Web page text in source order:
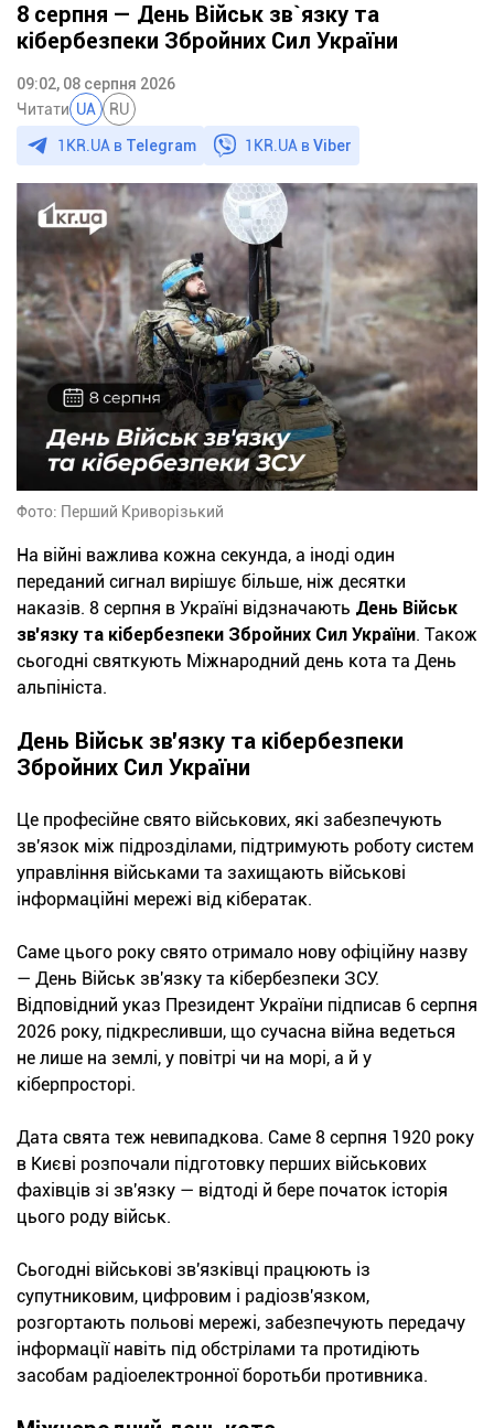
8 серпня — День Військ зв`язку та
кібербезпеки Збройних Сил України
09:02, 08 серпня 2026
Читати UA RU
1KR.UA в Telegram 1KR.UA вViber
Фото: Перший Криворізький
На війні важлива кожна секунда, а іноді один
переданий сигнал вирішує більше, ніж десятки
наказів. 8 серпня в Україні відзначають День Військ
зв'язку та кібербезпеки Збройних Сил України. Також
сьогодні святкують Міжнародний день кота та День
альпініста.
День Військ зв'язку та кібербезпеки
Збройних Сил України
Це професійне свято військових, які забезпечують
зв'язок між підрозділами, підтримують роботу систем
управління військами та захищають військові
інформаційні мережі від кібератак.
Саме цього року свято отримало нову офіційну назву
— День Військ зв'язку та кібербезпеки ЗСУ.
Відповідний указ Президент України підписав 6 серпня
2026 року, підкресливши, що сучасна війна ведеться
не лише на землі, у повітрі чи на морі, а й у
кіберпросторі.
Дата свята теж невипадкова. Саме 8 серпня 1920 року
в Києві розпочали підготовку перших військових
фахівців зі зв'язку — відтоді й бере початок історія
цього роду військ.
Сьогодні військові зв'язківці працюють із
супутниковим, цифровим і радіозв'язком,
розгортають польові мережі, забезпечують передачу
інформації навіть під обстрілами та протидіють
засобам радіоелектронної боротьби противника.